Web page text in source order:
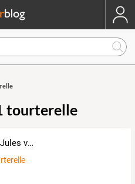
tourterelle
Tourterelle... Jules vous dit tout